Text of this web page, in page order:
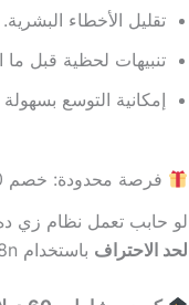
تقليل الأخطاء البشرية.
تنبيهات لحظية قبل
إمكانية التوسع
فرصة محدودة: خصم 70% على كورس الأتمتة!
لو حابب تعمل نظام زي
لحد الاحتراف باستخدام n8n وأدوات الذكاء الاصطناعي.